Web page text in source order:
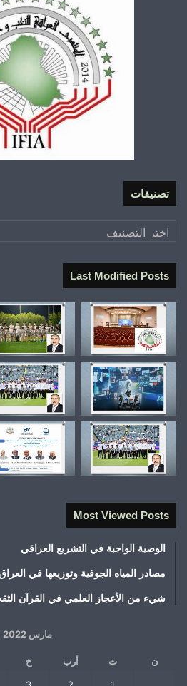
تصنيفات
تصنيفات
Last Modified Posts
Most Viewed Posts
الوصية الواجبة في التشريع العراقي
مصادر المياه الجوفية وتوزيعها في
شيء من الأعجاز العلمي في القرآن
مارس 2022
ن ث أرب خ